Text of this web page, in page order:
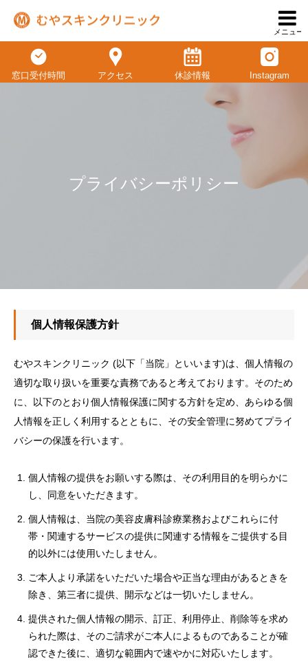
メニュー
窓口受付時間 アクセス 休診情報 Instagram
プライバシーポリシー
個人情報保護方針
むやスキンクリニック (以下「当院」といいます)は、個人情報の
適切な取り扱いを重要な責務であると考えております。そのため
に、以下のとおり個人情報保護に関する方針を定め、あらゆる個
人情報を正しく利用するとともに、その安全管理に努めてプライ
バシーの保護を行います。
個人情報の提供をお願いする際は、その利用目的を明らかに
し、同意をいただきます。
個人情報は、当院の美容皮膚科診療業務およびこれらに付
帯・関連するサービスの提供に関連する情報をご提供する目
的以外には使用いたしません。
ご本人より承諾をいただいた場合や正当な理由があるときを
除き、第三者に提供、開示などは一切いたしません。
提供された個人情報の開示、訂正、利用停止、削除等を求め
られた際は、そのご請求がご本人によるものであることが確
認できた後に、適切な範囲内で速やかに対応いたします。